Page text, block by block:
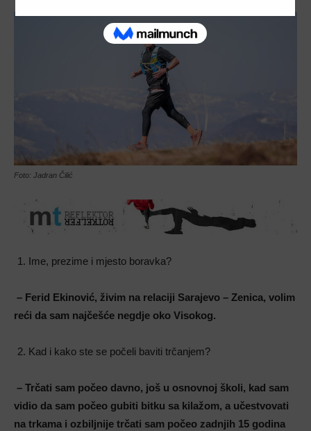
Foto: Jadran Čilić
Ime, prezime i mjesto boravka?
– Ferid Ekinović, živim na relaciji Sarajevo – Zenica, volim
reći da sam najčešće negdje oko Visokog.
Kad i kako ste se počeli baviti trčanjem?
– Trčati sam počeo davno, još u osnovnoj školi, kad sam
vidio da sam počeo gubiti bitku sa kilažom, a učestvovati
na trkama i ozbiljnije trčati sam počeo zadnjih 15 godina